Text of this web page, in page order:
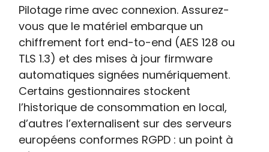
Pilotage rime avec connexion. Assurez-
vous que le matériel embarque un
chiffrement fort end-to-end (AES 128 ou
TLS 1.3) et des mises à jour firmware
automatiques signées numériquement.
Certains gestionnaires stockent
l’historique de consommation en local,
d’autres l’externalisent sur des serveurs
européens conformes RGPD : un point à